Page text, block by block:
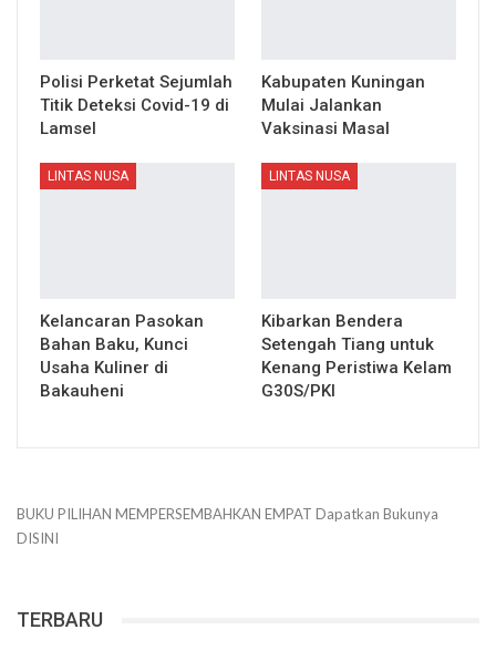
Polisi Perketat Sejumlah
Titik Deteksi Covid-19 di
Lamsel
Kabupaten Kuningan
Mulai Jalankan
Vaksinasi Masal
LINTAS NUSA
Kelancaran Pasokan
Bahan Baku, Kunci
Usaha Kuliner di
Bakauheni
LINTAS NUSA
Kibarkan Bendera
Setengah Tiang untuk
Kenang Peristiwa Kelam
G30S/PKI
BUKU PILIHAN MEMPERSEMBAHKAN EMPAT Dapatkan Bukunya
DISINI
TERBARU